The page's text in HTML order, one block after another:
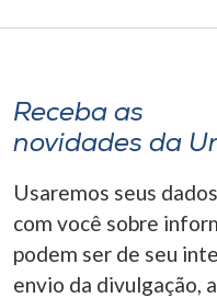
Receba as
novidades da
Usaremos seus
com você sobre
podem ser de seu
envio da divulgação,